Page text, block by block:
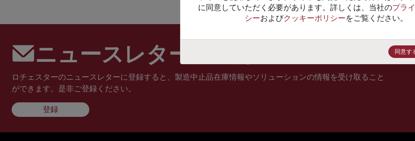
ニュースレターに登録
ロチェスターのニュースレターに登録すると、製造中止品在庫情報やソリューションの情報を受け取ること
ができます。是非ご登録ください。
登録
に同意していただく必要があります。詳しくは、当社のプラ
シーおよびクッキーポリシーをご覧ください。
同意す